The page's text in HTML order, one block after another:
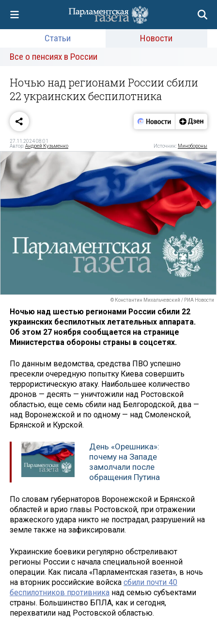
Статьи
Новости
Все о пенсиях в России
Ночью над регионами России сбили
22 украинских беспилотника
27.11.2024 08:01
Автор:Андрей Кузьменко Источник: Минобороны
© Константин Михальчевский / РИА Новости
Ночью над шестью регионами России сбили 22
украинских беспилотных летательных аппарата.
Об этом 27 ноября сообщается на странице
Министерства обороны страны в соцсетях.
По данным ведомства, средства ПВО успешно
пресекли очередную попытку Киева совершить
террористическую атаку. Наибольшее количество
дронов — десять — уничтожили над Ростовской
областью, еще семь сбили над Белгородской, два —
над Воронежской и по одному — над Смоленской,
Брянской и Курской.
День «Орешника»:
почему на Западе
замолчали после
обращения Путина
По словам губернаторов Воронежской и Брянской
областей и врио главы Ростовской, при отражении
вражеского удара никто не пострадал, разрушений на
земле также на зафиксировали.
Украинские боевики регулярно обстреливают
регионы России с начала специальной военной
операции. Как писала «Парламентская газета», в ночь
на вторник российские войска сбили почти 40
беспилотников противника над семью субъектами
страны. Большинство БПЛА, как и сегодня,
перехватили над Ростовской областью.